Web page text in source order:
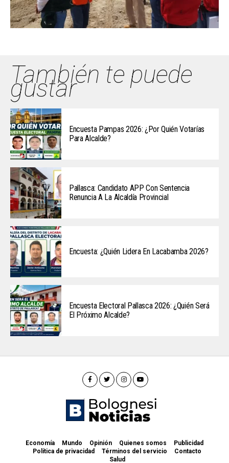
También te puede
gustar
Encuesta Pampas 2026: ¿Por Quién Votarías
Para Alcalde?
Pallasca: Candidato APP Con Sentencia
Renuncia A La Alcaldía Provincial
Encuesta: ¿Quién Lidera En Lacabamba 2026?
Encuesta Electoral Pallasca 2026: ¿Quién Será
El Próximo Alcalde?
Economía Mundo Opinión Quienes somos
Publicidad
Política de privacidad
Términos del servicio
Contacto
Salud